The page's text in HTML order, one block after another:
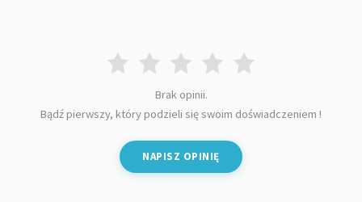
Brak opinii.
Bądź pierwszy, który podzieli się swoim doświadczeniem !
NAPISZ OPINIĘ